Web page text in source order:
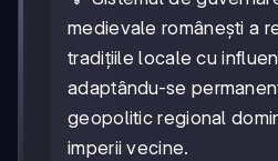
medievale românești a
tradițiile locale cu
adaptându-se
geopolitic regional
imperii vecine.